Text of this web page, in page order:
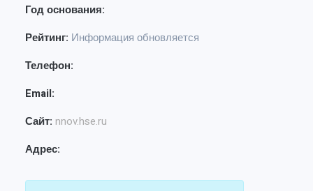
Год основания:
Рейтинг: Информация обновляется
Телефон:
Email:
Сайт: nnov.hse.ru
Адрес: